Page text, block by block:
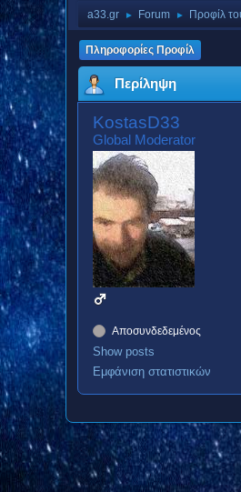
a33.gr ► Forum ► Προφίλ
Πληροφορίες Προφίλ
Περίληψη
KostasD33
Global Moderator
Αποσυνδεδεμένος
Show posts
Εμφάνιση στατιστικών